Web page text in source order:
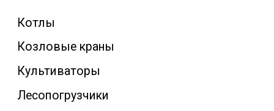
Котлы
Козловые краны
Культиваторы
Лесопогрузчики